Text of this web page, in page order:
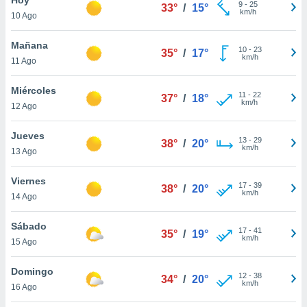
en
más
nuestra
de
cookies
aceptar
10 Ago
33° / 15° 9- 25
km/h
Mañana
11 Ago
35° / 17° 10- 23
km/h
Miércoles
12 Ago
37° / 18° 11 - 22
km/h
Jueves
13 Ago
38° / 20° 13- 29
km/h
Viernes
14 Ago
38° / 20° 17- 39
km/h
Sábado
15 Ago
35° / 19° 17- 41
km/h
Domingo
16 Ago
34° / 20° 12- 38
km/h